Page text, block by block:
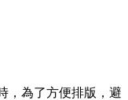
，為了方便排版，避